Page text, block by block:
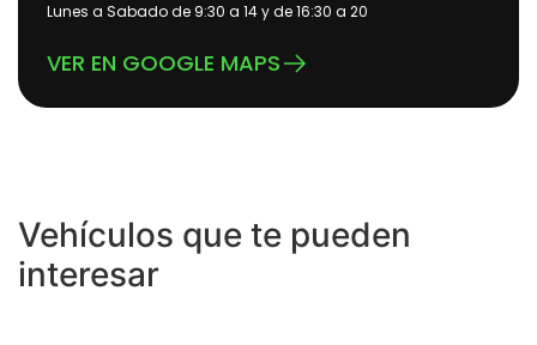
Lunes a Sabado de 9:30 a 14 y de 16:30 a 20
VER EN GOOGLE MAPS
Vehículos que te pueden
interesar